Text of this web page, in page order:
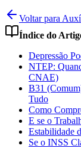
Voltar para
Índice do
Depressão
NTEP:
CNAE)
B31
Tudo
Como
E se o
Estabilidade
Se o INSS